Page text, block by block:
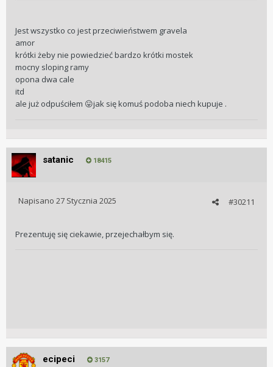
Jest wszystko co jest przeciwieństwem gravela
amor
krótki żeby nie powiedzieć bardzo krótki mostek
mocny sloping ramy
opona dwa cale
itd
ale już odpuściłem 😛jak się komuś podoba niech kupuje .
satanic 18415
#30211
Napisano 27 Stycznia 2025
Prezentuję się ciekawie, przejechałbym się.
ecipeci 3157